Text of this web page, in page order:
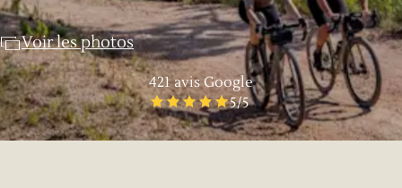
421 avis Google
5/5
Voir les photos